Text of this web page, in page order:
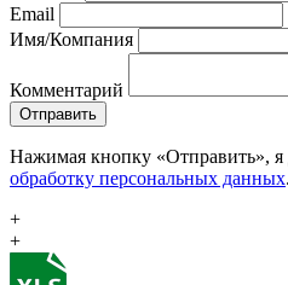
Email
Имя/Компания
Комментарий
Отправить
Нажимая кнопку «Отправить», я
обработку персональных данных.
+
+